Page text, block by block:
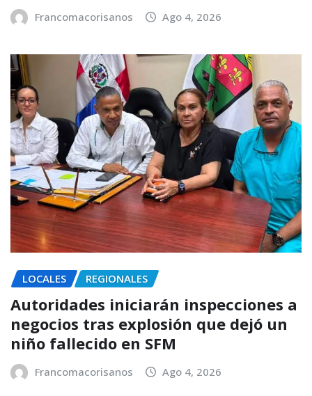
Francomacorisanos Ago 4, 2026
LOCALES REGIONALES
Autoridades iniciarán inspecciones a
negocios tras explosión que dejó un
niño fallecido en SFM
Francomacorisanos Ago 4, 2026